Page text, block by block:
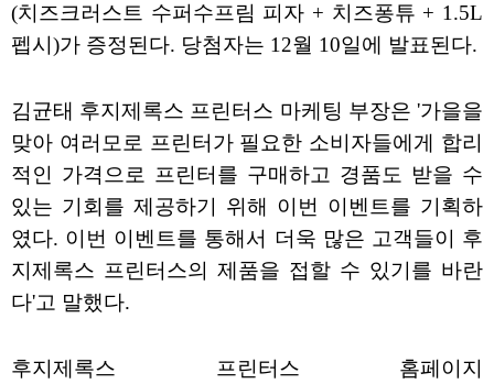
(치즈크러스트 수퍼수프림 피자 + 치즈퐁튜 + 1.5L
펩시)가 증정된다. 당첨자는 12월 10일에 발표된다.
김균태 후지제록스 프린터스 마케팅 부장은 '가을을
맞아 여러모로 프린터가 필요한 소비자들에게 합리
적인 가격으로 프린터를 구매하고 경품도 받을 수
있는 기회를 제공하기 위해 이번 이벤트를 기획하
였다. 이번 이벤트를 통해서 더욱 많은 고객들이 후
지제록스 프린터스의 제품을 접할 수 있기를 바란
다'고 말했다.
후지제록스 프린터스 홈페이지